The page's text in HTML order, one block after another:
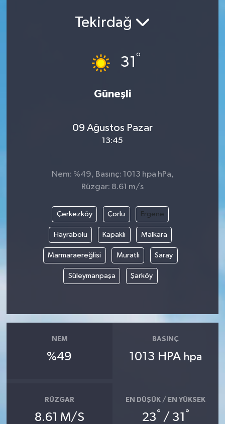
Tekirdağ
31 °
Güneşli
09 Ağustos Pazar
13:45
Nem: %49, Basınç: 1013 hpa hPa,
Rüzgar: 8.61 m/s
Çerkezköy Çorlu Ergene
Hayrabolu Kapaklı Malkara
Marmaraereğlisi Muratlı Saray
Süleymanpaşa Şarköy
NEM
%49
BASINÇ
1013 HPA hpa
RÜZGAR
8.61 M/S
EN DÜŞÜK / EN YÜKSEK
23° / 31 °
İlçe Haberleri
Kültür & Sanat
Magazin
Resmi İlanlar
Seri İlan
Siyaset
Sonsöz Özel